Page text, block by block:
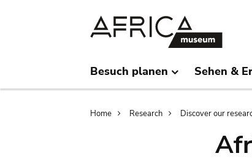
Besuch planen Sehen &
Breadcrumb
Home Research Discover our